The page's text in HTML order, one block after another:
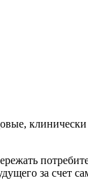
за счет